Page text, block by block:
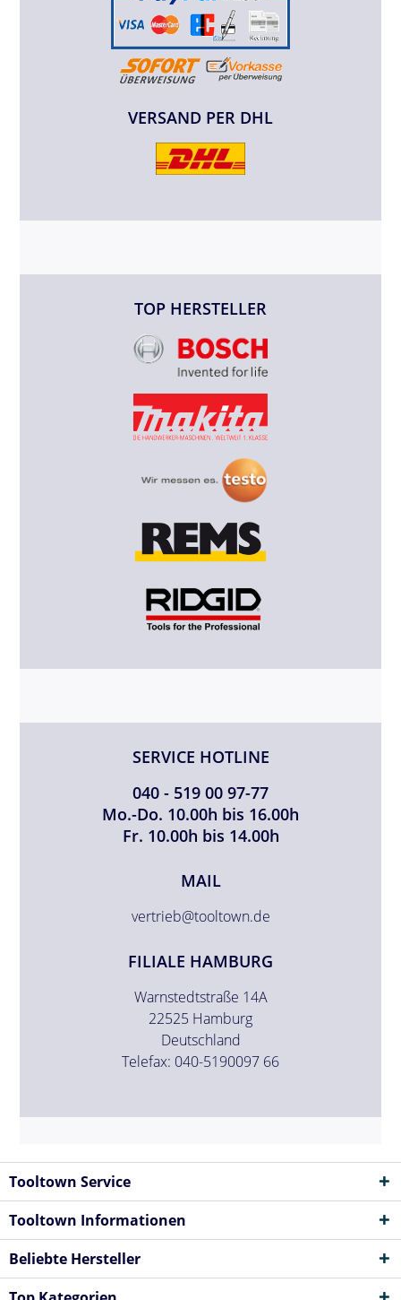
VERSAND PER DHL
TOP HERSTELLER
SERVICE HOTLINE
040 - 519 00 97-77
Mo.-Do. 10.00h bis 16.00h
Fr. 10.00h bis 14.00h
MAIL
vertrieb@tooltown.de
FILIALE HAMBURG
Warnstedtstraße 14A
22525 Hamburg
Deutschland
Telefax: 040-5190097 66
Tooltown Service
Tooltown Informationen
Beliebte Hersteller